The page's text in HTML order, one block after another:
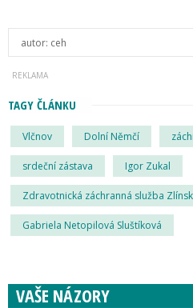
autor: ceh
TAGY ČLÁNKU
Vlčnov Dolní Němčí
srdeční zástava Igor Zukal
Zdravotnická záchranná služba
Gabriela Netopilová Sluštíková
VAŠE NÁZORY